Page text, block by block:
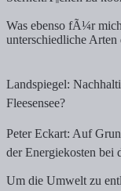
Was ebenso fÃ¼r
unterschiedliche Arten
Landspiegel:
Fleesensee?
Peter Eckart: Auf
der Energiekosten bei
Um die Umwelt zu